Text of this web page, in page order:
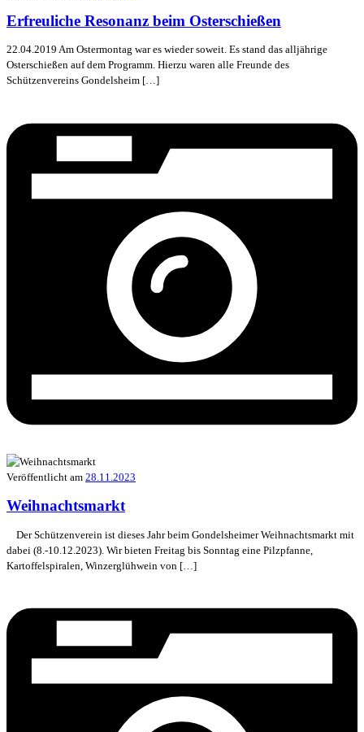
Erfreuliche Resonanz beim Osterschießen
22.04.2019 Am Ostermontag war es wieder soweit. Es stand das alljährige
Osterschießen auf dem Programm. Hierzu waren alle Freunde des
Schützenvereins Gondelsheim […]
Veröffentlicht am 28.11.2023
Weihnachtsmarkt
Der Schützenverein ist dieses Jahr beim Gondelsheimer Weihnachtsmarkt mit
dabei (8.-10.12.2023). Wir bieten Freitag bis Sonntag eine Pilzpfanne,
Kartoffelspiralen, Winzerglühwein von […]